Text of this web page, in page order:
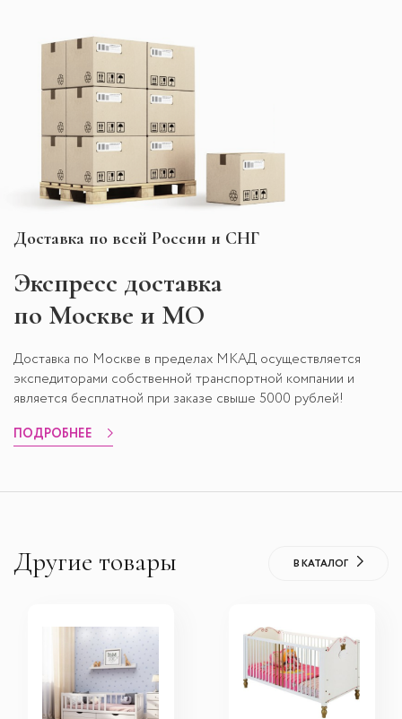
Доставка по всей России и СНГ
Экспресс доставка
по Москве и МО
Доставка по Москве в пределах МКАД осуществляется
экспедиторами собственной транспортной компании и
является бесплатной при заказе свыше 5000 рублей!
ПОДРОБНЕЕ
Другие товары В КАТАЛОГ